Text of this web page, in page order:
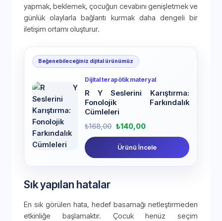
yapmak, beklemek, çocuğun cevabını genişletmek ve
günlük olaylarla bağlantı kurmak daha dengeli bir
iletişim ortamı oluşturur.
Beğenebileceğiniz dijital ürünümüz
Dijital terapötik materyal
R Y Seslerini Karıştırma:
Fonolojik Farkındalık
Cümleleri
₺168,00 ₺140,00
Ürünü İncele
Sık yapılan hatalar
En sık görülen hata, hedef basamağı netleştirmeden
etkinliğe başlamaktır. Çocuk henüz seçim